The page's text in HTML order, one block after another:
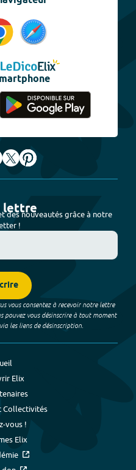
lettre
des nouveautés grâce à notre
!
vous consentez à recevoir notre lettre
pouvez vous désinscrire à tout moment
les liens de désinscription.
Elix
Collectivités
vous !
Elix